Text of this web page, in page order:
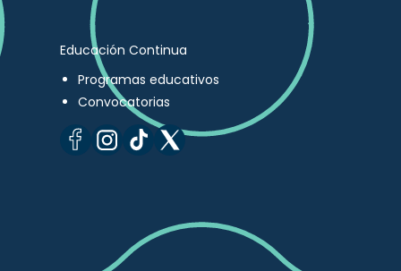
Educación Continua
Programas educativos
Convocatorias